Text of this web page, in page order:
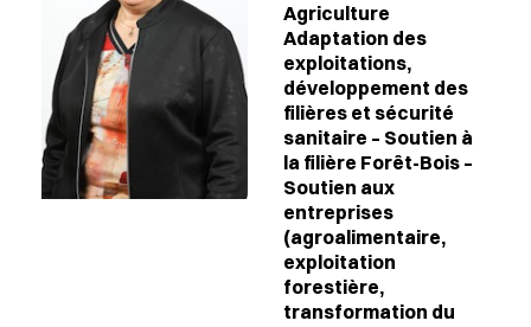
Agriculture
Adaptation des
exploitations,
développement des
filières et sécurité
sanitaire – Soutien à
la filière Forêt-Bois –
Soutien aux
entreprises
(agroalimentaire,
exploitation
forestière,
transformation du